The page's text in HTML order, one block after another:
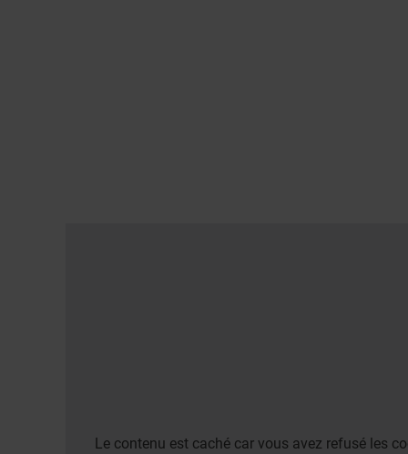
Le contenu est caché car vous avez refusé les